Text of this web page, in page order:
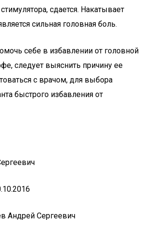
сдается. Накатывает
сильная головная боль.
себе в избавлении от головной
следует выяснить причину ее
с врачом, для выбора
быстрого избавления от
Андрей Сергеевич